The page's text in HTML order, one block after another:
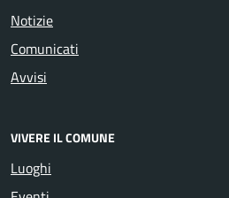
Notizie
Comunicati
Avvisi
VIVERE IL COMUNE
Luoghi